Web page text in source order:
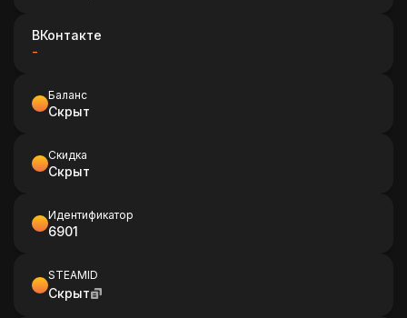
ВКонтакте
-
Баланс
Скрыт
Скидка
Скрыт
Идентификатор
6901
STEAMID
Скрыт